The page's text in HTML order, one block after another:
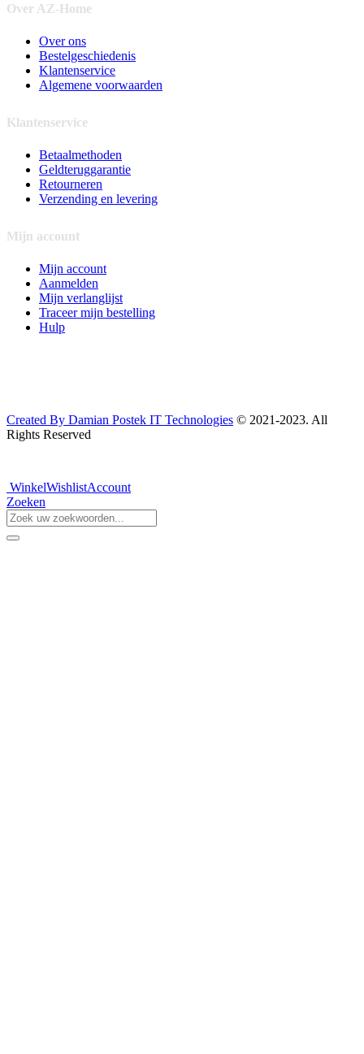
Over AZ-Home
Over ons
Bestelgeschiedenis
Klantenservice
Algemene voorwaarden
Klantenservice
Betaalmethoden
Geldteruggarantie
Retourneren
Verzending en levering
Mijn account
Mijn account
Aanmelden
Mijn verlanglijst
Traceer mijn bestelling
Hulp
Created By Damian Postek IT Technologies © 2021-2023. All
Rights Reserved
WinkelWishlistAccount
Zoeken